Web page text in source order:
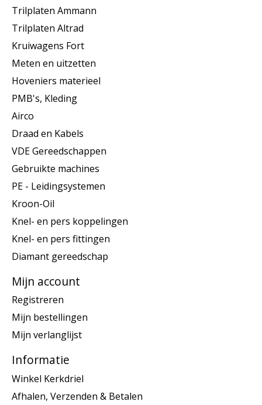
Trilplaten Ammann
Trilplaten Altrad
Kruiwagens Fort
Meten en uitzetten
Hoveniers materieel
PMB's, Kleding
Airco
Draad en Kabels
VDE Gereedschappen
Gebruikte machines
PE - Leidingsystemen
Kroon-Oil
Knel- en pers koppelingen
Knel- en pers fittingen
Diamant gereedschap
Mijn account
Registreren
Mijn bestellingen
Mijn verlanglijst
Informatie
Winkel Kerkdriel
Afhalen, Verzenden & Betalen